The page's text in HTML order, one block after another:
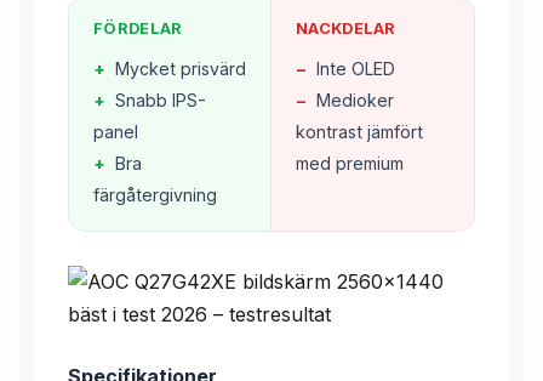
FÖRDELAR
+ Mycket prisvärd
+ Snabb IPS-
panel
+ Bra
färgåtergivning
NACKDELAR
− Inte OLED
− Medioker
kontrast jämfört
med premium